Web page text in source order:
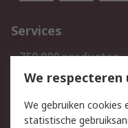
Services
750.000 producten
Bestellen
Track & Trace
We respecteren
We gebruiken cookies
statistische